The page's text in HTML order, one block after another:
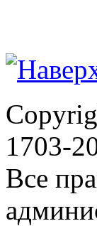
1703-
Все